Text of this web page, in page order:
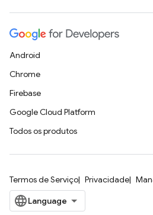
Android
Chrome
Firebase
Google Cloud Platform
Todos os produtos
Termos de Serviço Privacidade